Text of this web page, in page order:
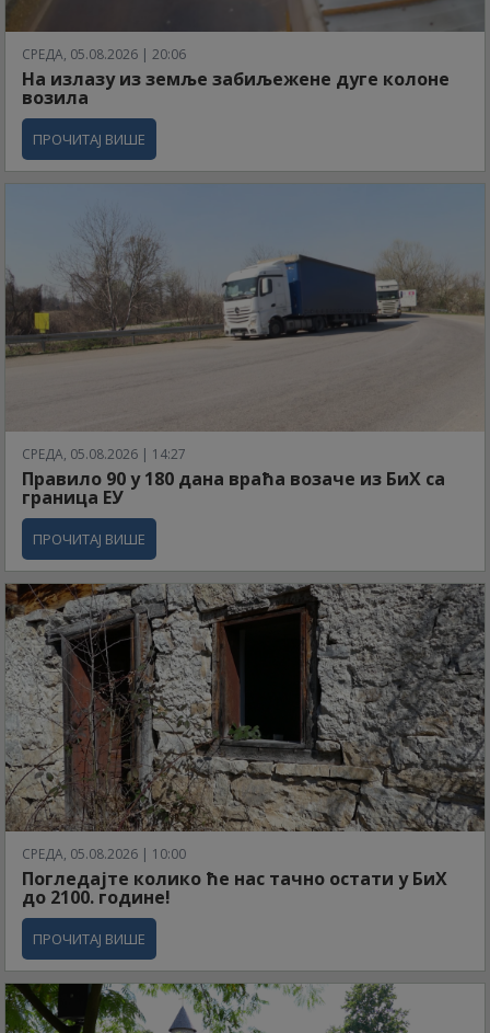
СРЕДА, 05.08.2026 | 20:06
На излазу из земље забиљежене дуге колоне
возила
ПРОЧИТАЈ ВИШЕ
СРЕДА, 05.08.2026 | 14:27
Правило 90 у 180 дана враћа возаче из БиХ са
граница ЕУ
ПРОЧИТАЈ ВИШЕ
СРЕДА, 05.08.2026 | 10:00
Погледајте колико ће нас тачно остати у БиХ
до 2100. године!
ПРОЧИТАЈ ВИШЕ